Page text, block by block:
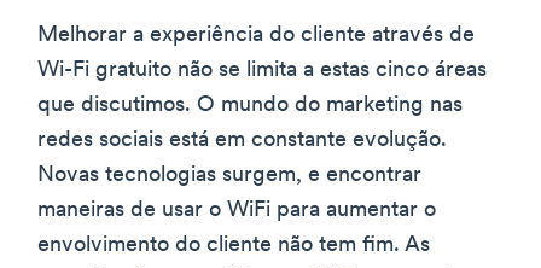
Melhorar a experiência do cliente através de
Wi-Fi gratuito não se limita a estas cinco áreas
que discutimos. O mundo do marketing nas
redes sociais está em constante evolução.
Novas tecnologias surgem, e encontrar
maneiras de usar o WiFi para aumentar o
envolvimento do cliente não tem fim. As